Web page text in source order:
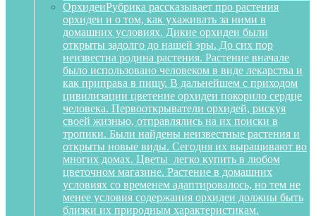
ОрхидеиРубрика рассказывает про растения
орхидеи и о том, как ухаживать за ними в
домашних условиях. Дикие орхидеи были
открыты задолго до нашей эры. До сих пор
неизвестна родина растения. Растение вначале
было использовано человеком в виде лекарства и
как приправа в пищу. В дальнейшем с приходом
цивилизации цветение орхидеи покорило сердце
человека. Первооткрыватели орхидей, рискуя
своей жизнью, отправлялись на их поиски в
тропики. Были найдены неизвестные растения и
открыты новые виды. Сегодня их выращивают во
многих домах. Цветы легко купить в любом
цветочном магазине. Растение в домашних
условиях со временем адаптировалось, но тем не
менее условия содержания орхидеи должны быть
близки их природным характеристикам.